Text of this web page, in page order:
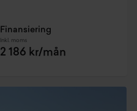
Finansiering
Inkl. moms
2 186 kr/mån